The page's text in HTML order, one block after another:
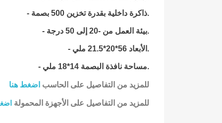
- ذاكرة داخلية بقدرة تخزين 500 بصمة.
- بيئة العمل من -20 إلى 50 درجة.
- الأبعاد 56*20*21.5 ملي.
- مساحة نافذة البصمة 14*18 ملي.
للمزيد من التفاصيل على الحاسب اضغط هنا
للمزيد من التفاصيل على الأجهزة المحمولة